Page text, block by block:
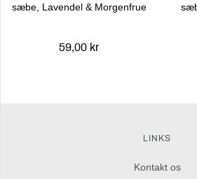
sæbe, Lavendel & Morgenfrue
59,00 kr
LINKS
Kontakt os